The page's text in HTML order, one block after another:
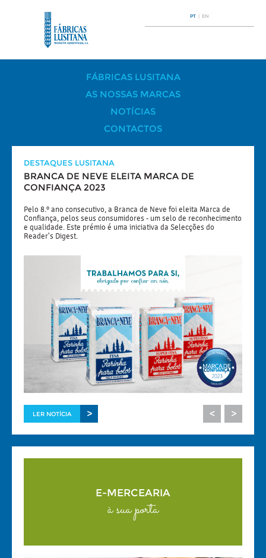
PT EN
FÁBRICAS LUSITANA
AS NOSSAS MARCAS
NOTÍCIAS
CONTACTOS
DESTAQUES LUSITANA
BRANCA DE NEVE ELEITA MARCA DE
CONFIANÇA 2023
Pelo 8.º ano consecutivo, a Branca de Neve foi eleita Marca de
Confiança, pelos seus consumidores - um selo de reconhecimento
e qualidade. Este prémio é uma iniciativa da Selecções do
Reader's Digest.
LER NOTÍCIA > < >
E-MERCEARIA
à sua porta